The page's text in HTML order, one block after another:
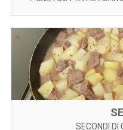
SECONDI DI